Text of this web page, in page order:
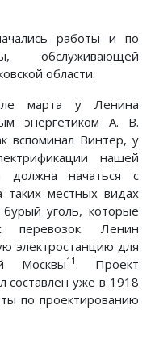
работы и по
обслуживающей
области.
марта у Ленина
энергетиком А. В.
вспоминал Винтер, у
нашей
начаться с
таких местных видах
уголь, которые
перевозок. Ленин
электростанцию для
Москвы11. Проект
составлен уже в 1918
по проектированию